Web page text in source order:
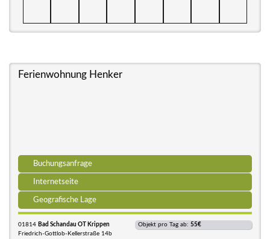
Ferienwohnung Henker
Buchungsanfrage
Internetseite
Geografische Lage
01814 Bad Schandau OT Krippen
Friedrich-Gottlob-Kellerstraße 14b
Objekt pro Tag ab: 55€